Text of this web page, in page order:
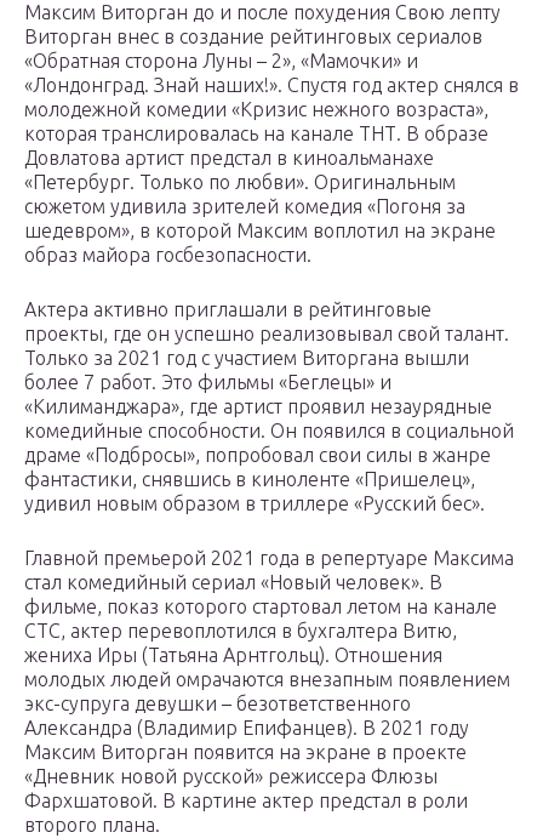
Максим Виторган до и после похудения Свою лепту
Виторган внес в создание рейтинговых сериалов
«Обратная сторона Луны – 2», «Мамочки» и
«Лондонград. Знай наших!». Спустя год актер снялся в
молодежной комедии «Кризис нежного возраста»,
которая транслировалась на канале ТНТ. В образе
Довлатова артист предстал в киноальманахе
«Петербург. Только по любви». Оригинальным
сюжетом удивила зрителей комедия «Погоня за
шедевром», в которой Максим воплотил на экране
образ майора госбезопасности.
Актера активно приглашали в рейтинговые
проекты, где он успешно реализовывал свой талант.
Только за 2021 год с участием Виторгана вышли
более 7 работ. Это фильмы «Беглецы» и
«Килиманджара», где артист проявил незаурядные
комедийные способности. Он появился в социальной
драме «Подбросы», попробовал свои силы в жанре
фантастики, снявшись в киноленте «Пришелец»,
удивил новым образом в триллере «Русский бес».
Главной премьерой 2021 года в репертуаре Максима
стал комедийный сериал «Новый человек». В
фильме, показ которого стартовал летом на канале
СТС, актер перевоплотился в бухгалтера Витю,
жениха Иры (Татьяна Арнтгольц). Отношения
молодых людей омрачаются внезапным появлением
экс-супруга девушки – безответственного
Александра (Владимир Епифанцев). В 2021 году
Максим Виторган появится на экране в проекте
«Дневник новой русской» режиссера Флюзы
Фархшатовой. В картине актер предстал в роли
второго плана.